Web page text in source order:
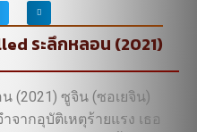
ระลึกหลอน (2021)
น (2021) ซูจิน (ซอเยจิน)
จากอุบัติเหตุร้ายแรง เธอ